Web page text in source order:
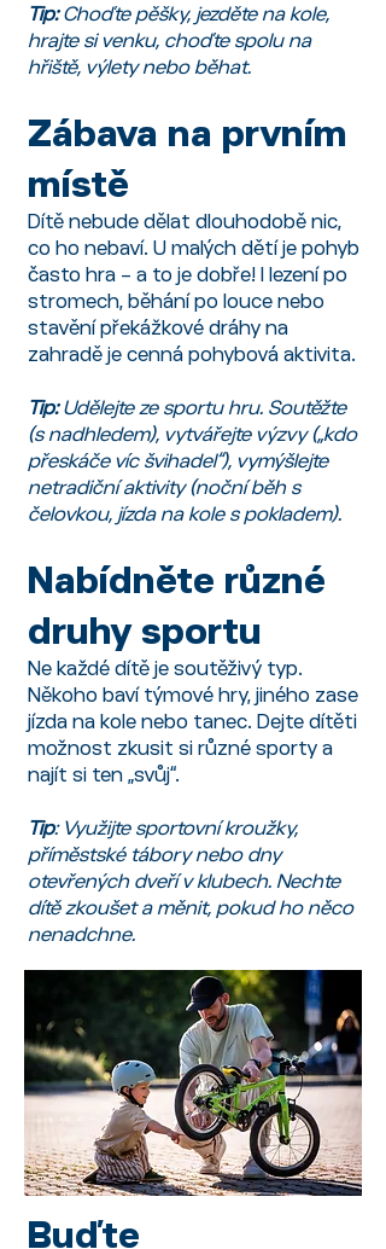
Tip:Choďte pěšky, jezděte na kole,
hrajte si venku, choďte spolu na
hřiště, výlety nebo běhat.
Zábava na prvním
místě
Dítě nebude dělat dlouhodobě nic,
co ho nebaví. U malých dětí je pohyb
často hra – a to je dobře! I lezení po
stromech, běhání po louce nebo
stavění překážkové dráhy na
zahradě je cenná pohybová aktivita.
Tip:Udělejte ze sportu hru. Soutěžte
(s nadhledem), vytvářejte výzvy („kdo
přeskáče víc švihadel“), vymýšlejte
netradiční aktivity (noční běh s
čelovkou, jízda na kole s pokladem).
Nabídněte různé
druhy sportu
Ne každé dítě je soutěživý typ.
Někoho baví týmové hry, jiného zase
jízda na kole nebo tanec. Dejte dítěti
možnost zkusit si různé sporty a
najít si ten „svůj“.
Tip: Využijte sportovní kroužky,
příměstské tábory nebo dny
otevřených dveří v klubech. Nechte
dítě zkoušet a měnit, pokud ho něco
nenadchne.
Buďte